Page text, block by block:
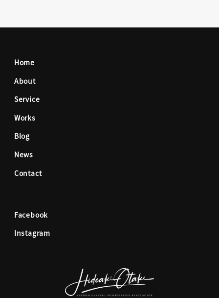
Home
About
Service
Works
Blog
News
Contact
Facebook
Instagram